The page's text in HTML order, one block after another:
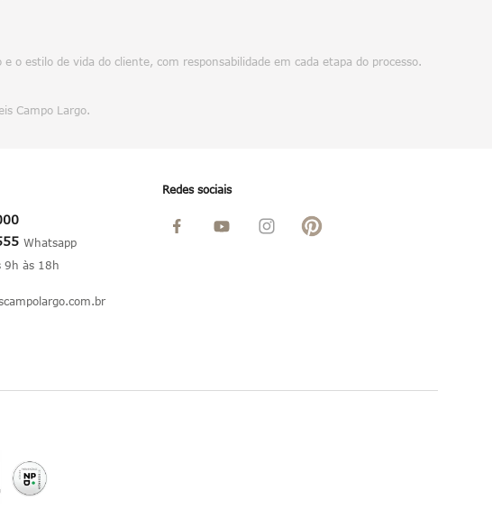
o estilo de vida do cliente, com responsabilidade em cada etapa do processo.
Campo Largo.
9h às 18h
Redes sociais